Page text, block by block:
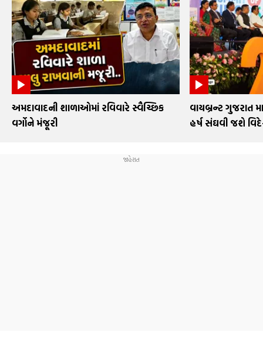
અમદાવાદની શાળાઓમાં રવિવારે સ્વૈચ્છિક
વર્ગોને મંજૂરી
વાયબ્રન્ટ ગુજરાત
હર્ષ સંઘવી જશે